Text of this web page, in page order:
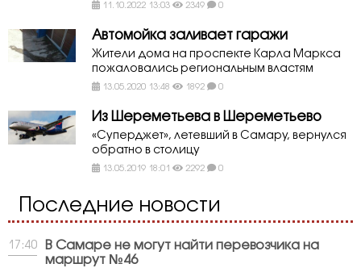
11.10.2022 13:03 2349 0
Автомойка заливает гаражи
Жители дома на проспекте Карла Маркса
пожаловались региональным властям
13.05.2020 13:48 1892 0
Из Шереметьева в Шереметьево
«Суперджет», летевший в Самару, вернулся
обратно в столицу
13.05.2019 18:01 2292 0
Последние новости
17:40
В Самаре не могут найти перевозчика на
маршрут №46